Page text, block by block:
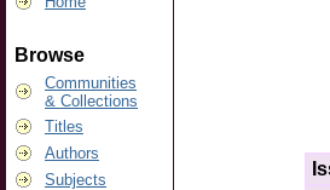
Browse
Communities
& Collections
Titles
Authors
Subjects